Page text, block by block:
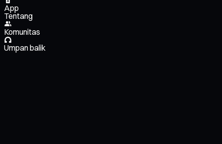
App
Tentang
Komunitas
Umpan balik